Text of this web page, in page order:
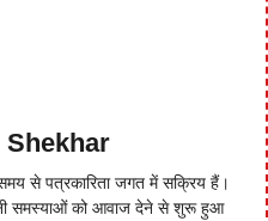
से पत्रकारिता जगत में सक्रिय हैं।
समस्याओं को आवाज देने से शुरू हुआ